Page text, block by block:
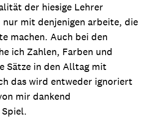
der hiesige Lehrer
nur mit denjenigen arbeite, die
machen. Auch bei den
ich Zahlen, Farben und
Sätze in den Alltag mit
das wird entweder ignoriert
mir dankend